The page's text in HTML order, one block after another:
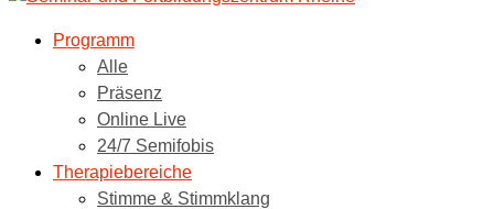
Programm
Alle
Präsenz
Online Live
24/7 Semifobis
Therapiebereiche
Stimme & Stimmklang